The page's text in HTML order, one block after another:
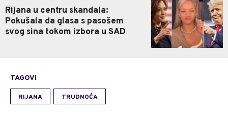
Rijana u centru skandala:
Pokušala da glasa s pasošem
svog sina tokom izbora u SAD
TAGOVI
RIJANA TRUDNOĆA